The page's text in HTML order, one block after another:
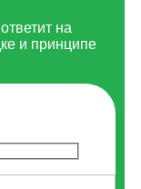
на
и принципе